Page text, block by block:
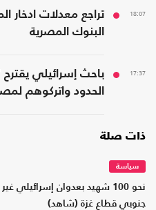
18:07
تراجع معدلات ادخار
البنوك المصرية
17:37
باحث إسرائيلي
الحدود واتركوهم
ذات صلة
سياسة
نحو 100 شهيد بعدوان
جنوبي قطاع غزة (شاهد)